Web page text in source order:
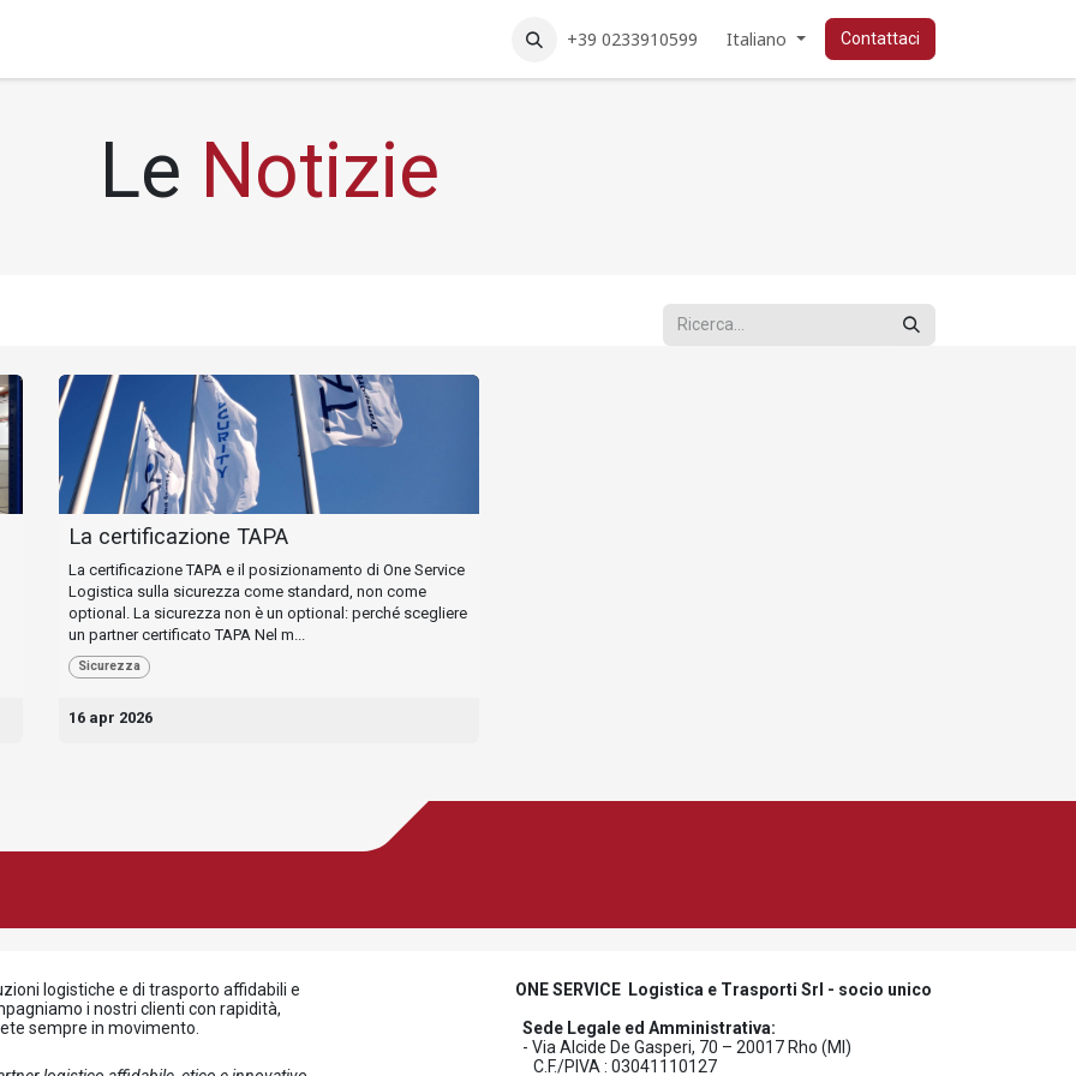
+39 0233910599 Italiano Contattaci
Le Notizie
La certificazione TAPA
La certificazione TAPA e il posizionamento di One Service
Logistica sulla sicurezza come standard, non come
optional. La sicurezza non è un optional: perché scegliere
un partner certificato TAPA Nel m...
Sicurezza
16 apr 2026
logistiche e di trasporto affidabili e
i nostri clienti con rapidità,
sempre in movimento.
ONE SERVICE Logistica e Trasporti Srl - socio unico
Sede Legale ed Amministrativa:
- Via Alcide De Gasperi, 70 – 20017 Rho (MI)
C.F./PIVA : 03041110127